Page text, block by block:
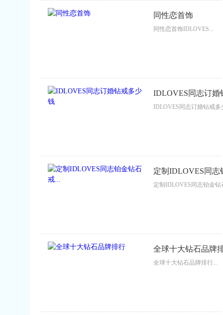
同性恋首饰
同性恋首饰IDLOVES...
IDLOVES同志订婚
IDLOVES同志订婚钻戒多
定制IDLOVES同志
定制IDLOVES同志铂金
全球十大钻石品牌
全球十大钻石品牌排行...